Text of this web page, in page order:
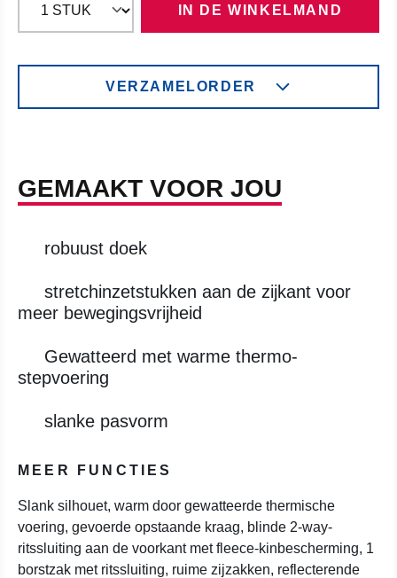
IN DE WINKELMAND
VERZAMELORDER
GEMAAKT VOOR JOU
robuust doek
stretchinzetstukken aan de zijkant voor
meer bewegingsvrijheid
Gewatteerd met warme thermo-
stepvoering
slanke pasvorm
MEER FUNCTIES
Slank silhouet, warm door gewatteerde thermische
voering, gevoerde opstaande kraag, blinde 2-way-
ritssluiting aan de voorkant met fleece-kinbescherming, 1
borstzak met ritssluiting, ruime zijzakken, reflecterende